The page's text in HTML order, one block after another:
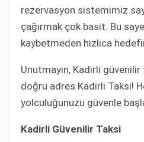
rezervasyon sistemimiz
çağırmak çok basit. Bu
kaybetmeden hızlıca
Unutmayın, Kadirli güvenilir
doğru adres Kadirli Taksi!
yolculuğunuzu güvenle
Kadirli Güvenilir Taksi